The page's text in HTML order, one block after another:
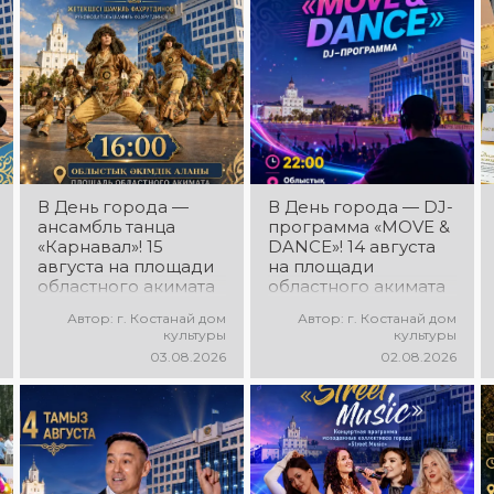
В День города —
ансамбль танца
«Карнавал»! 15
августа на площади
областного акимата
концертная
ансамбля танца
«Карнавал»!
ансамбля — Шамиль
Фахрутдинов. Вас
ждут зрелищные
хореографические
Автор: г. Костанай дом
культуры
03.08.2026
В День города — DJ-
программа «MOVE &
DANCE»! 14 августа
на площади
областного акимата
праздничная DJ-
программа! Вас ждут
современные
музыкальные хиты,
зажигательные
ритмы, мощная
энергия и яркие
эмоции!
Автор: г. Костанай дом
культуры
02.08.2026